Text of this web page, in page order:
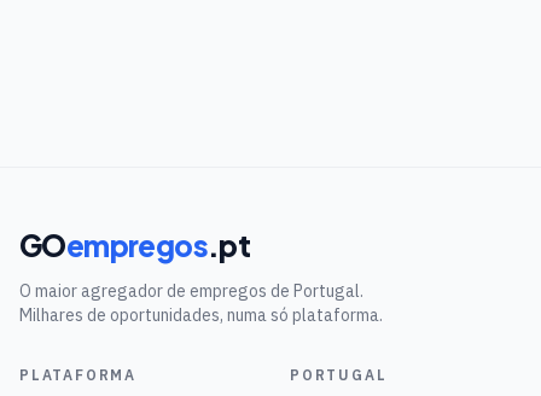
GOempregos.pt
O maior agregador de empregos de Portugal.
Milhares de oportunidades, numa só plataforma.
PLATAFORMA PORTUGAL